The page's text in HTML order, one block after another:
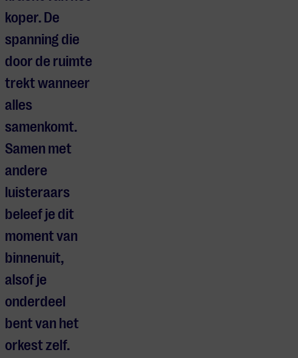
koper. De
spanning die
door de ruimte
trekt wanneer
alles
samenkomt.
Samen met
andere
luisteraars
beleef je dit
moment van
binnenuit,
alsof je
onderdeel
bent van het
orkest zelf.